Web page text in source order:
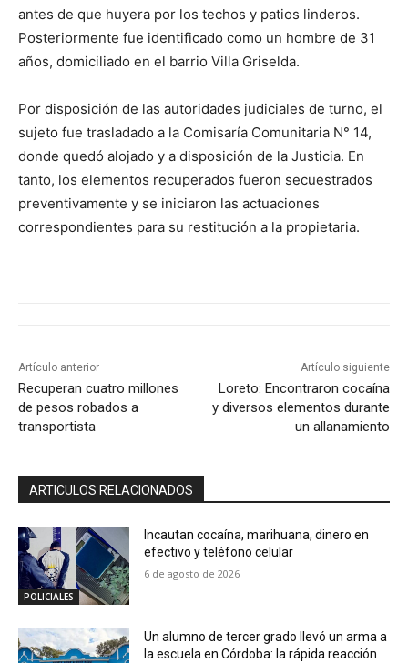
antes de que huyera por los techos y patios linderos.
Posteriormente fue identificado como un hombre de 31
años, domiciliado en el barrio Villa Griselda.
Por disposición de las autoridades judiciales de turno, el
sujeto fue trasladado a la Comisaría Comunitaria N° 14,
donde quedó alojado y a disposición de la Justicia. En
tanto, los elementos recuperados fueron secuestrados
preventivamente y se iniciaron las actuaciones
correspondientes para su restitución a la propietaria.
Artículo anterior
Recuperan cuatro millones
de pesos robados a
transportista
Artículo siguiente
Loreto: Encontraron cocaína
y diversos elementos durante
un allanamiento
ARTICULOS RELACIONADOS
POLICIALES
Incautan cocaína, marihuana, dinero en
efectivo y teléfono celular
6 de agosto de 2026
Un alumno de tercer grado llevó un arma a
la escuela en Córdoba: la rápida reacción